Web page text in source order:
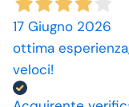
17 Giugno 2026
ottima
veloci!